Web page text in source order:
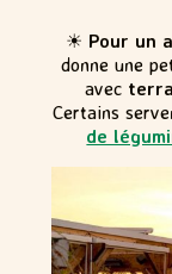
☀ Pour un
donne une
avec
Certains
de